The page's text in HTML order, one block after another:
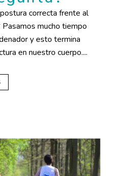
correcta frente al
mucho tiempo
y esto termina
en nuestro cuerpo....